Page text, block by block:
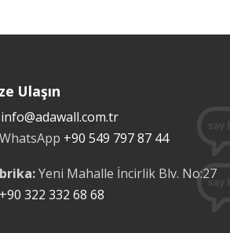
Ulaşın
info@adawall.com.tr
WhatsApp +90 549 797 87 44
Yeni Mahalle İncirlik Blv. No:27
+90 322 332 68 68